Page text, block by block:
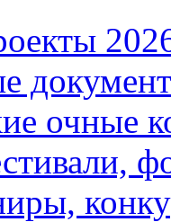
очные